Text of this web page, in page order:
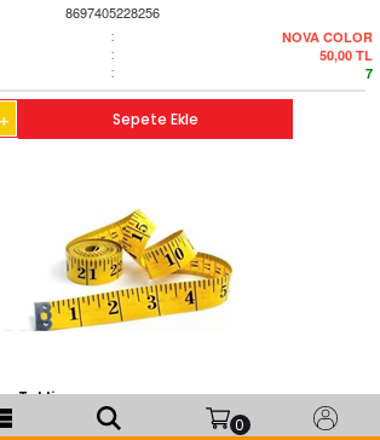
0
8697405228256
: NOVA COLOR
: 50,00 TL
: 7
+ Sepete Ekle
- Tekli